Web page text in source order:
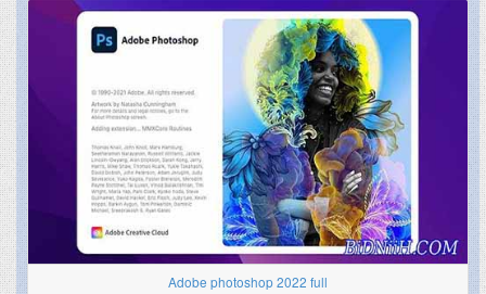
Adobe photoshop 2022 full